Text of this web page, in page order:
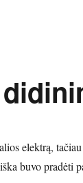
elektrą,
buvo pradėti